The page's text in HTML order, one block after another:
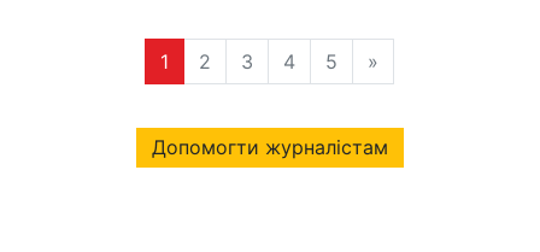
1 2 3 4 5 »
Допомогти журналістам